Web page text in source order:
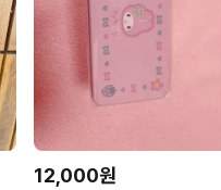
12,000원